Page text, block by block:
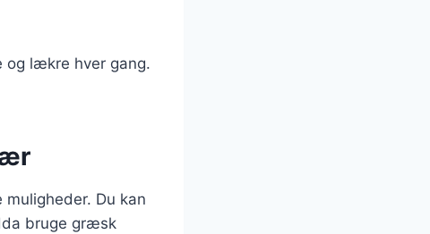
og lækre hver gang.
Du kan
bruge græsk